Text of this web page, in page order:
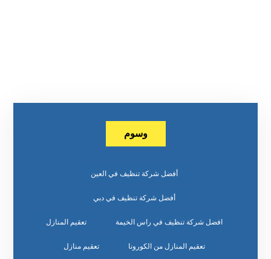
وسوم
أفضل شركة تنظيف في العين
أفضل شركة تنظيف في دبي
افضل شركة تنظيف في راس الخيمة تعقيم المنازل
تعقيم المنازل من الكورونا تعقيم منازل